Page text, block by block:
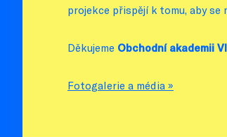
projekce přispějí k tomu, aby se
Děkujeme Obchodní akademii
Fotogalerie a média »